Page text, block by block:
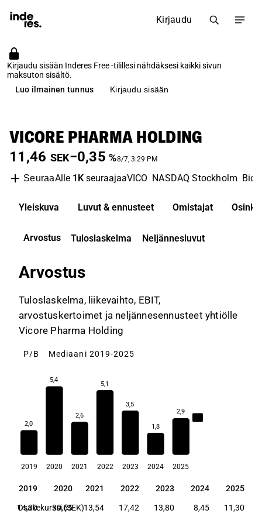
Kirjaudu
Kirjaudu sisään Inderes Free -tilillesi nähdäksesi kaikki sivun
maksuton sisältö.
Luo ilmainen tunnus
Kirjaudu sisään
VICORE PHARMA HOLDING
11,46 SEK−0,35 %8/7, 3:29 PM
SeuraaAlle 1KseuraajaaVICO NASDAQ Stockholm
Yleiskuva Luvut & ennusteet Omistajat Osinko
Arvostus Tuloslaskelma Neljännesluvut
Arvostus
Tuloslaskelma, liikevaihto, EBIT,
arvostuskertoimet ja neljännesennusteet yhtiölle
Vicore Pharma Holding
P/B Mediaani 2019-2025
2,0
5,4
2,6
5,1
3,5
1,8
2,9
2019 2020 2021 2022 2023 2024 2025
2019 2020 2021 2022 2023 2024 2025
2019 2020 2021 2022 2023 2024 2025
Osakekurssi (SEK)
14,30 30,65 13,54 17,42 13,80 8,45 11,30